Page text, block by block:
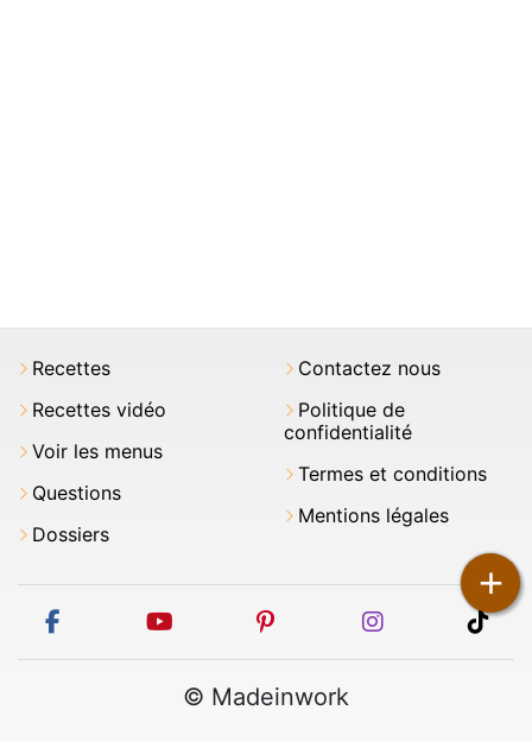
+
Recettes
Recettes vidéo
Voir les menus
Questions
Dossiers
Contactez nous
Politique de
confidentialité
Termes et conditions
Mentions légales
facebook youtube pinterest instagram
© Madeinwork